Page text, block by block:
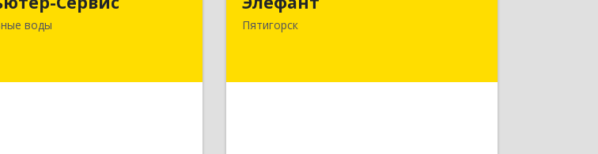
водыВоды г, Гагарина ул,
Подробнее
Пятигорск
Пятигорск г, Орджоникидзе ул, дом №
Подробнее